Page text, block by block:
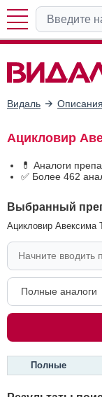
Видаль
Ацикловир
💊 Аналоги
✅ Более 462
Выбранный
Ацикловир Авексима
Полные